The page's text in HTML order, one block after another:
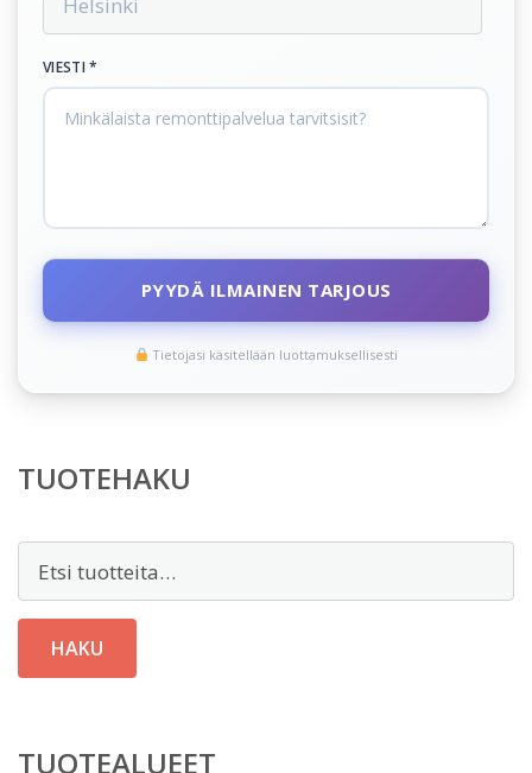
VIESTI *
PYYDÄ ILMAINEN TARJOUS
Tietojasi käsitellään luottamuksellisesti
TUOTEHAKU
HAKU
TUOTEALUEET